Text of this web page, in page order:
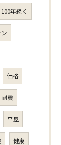
100年続く
価格
耐震
平屋
健康